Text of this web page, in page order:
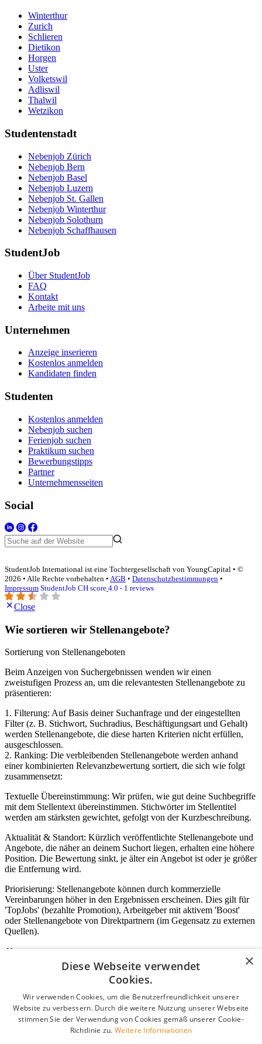
Winterthur
Zurich
Schlieren
Dietikon
Horgen
Uster
Volketswil
Adliswil
Thalwil
Wetzikon
Studentenstadt
Nebenjob Zürich
Nebenjob Bern
Nebenjob Basel
Nebenjob Luzern
Nebenjob St. Gallen
Nebenjob Winterthur
Nebenjob Solothurn
Nebenjob Schaffhausen
StudentJob
Über StudentJob
FAQ
Kontakt
Arbeite mit uns
Unternehmen
Anzeige inserieren
Kostenlos anmelden
Kandidaten finden
Studenten
Kostenlos anmelden
Nebenjob suchen
Ferienjob suchen
Praktikum suchen
Bewerbungstipps
Partner
Unternehmensseiten
Social
StudentJob International ist eine Tochtergesellschaft von YoungCapital • ©
2026 • Alle Rechte vorbehalten • AGB • Datenschutzbestimmungen •
Impressum StudentJob CH score 4.0 - 1 reviews
Close
Wie sortieren wir Stellenangebote?
Sortierung von Stellenangeboten
Beim Anzeigen von Suchergebnissen wenden wir einen
zweistufigen Prozess an, um die relevantesten Stellenangebote zu
präsentieren:
1. Filterung: Auf Basis deiner Suchanfrage und der eingestellten
Filter (z. B. Stichwort, Suchradius, Beschäftigungsart und Gehalt)
werden Stellenangebote, die diese harten Kriterien nicht erfüllen,
ausgeschlossen.
2. Ranking: Die verbleibenden Stellenangebote werden anhand
einer kombinierten Relevanzbewertung sortiert, die sich wie folgt
zusammensetzt:
Textuelle Übereinstimmung: Wir prüfen, wie gut deine Suchbegriffe
mit dem Stellentext übereinstimmen. Stichwörter im Stellentitel
werden am stärksten gewichtet, gefolgt von der Kurzbeschreibung.
Aktualität & Standort: Kürzlich veröffentlichte Stellenangebote und
Angebote, die näher an deinem Suchort liegen, erhalten eine höhere
Position. Die Bewertung sinkt, je älter ein Angebot ist oder je größer
die Entfernung wird.
Priorisierung: Stellenangebote können durch kommerzielle
Vereinbarungen höher in den Ergebnissen erscheinen. Dies gilt für
'TopJobs' (bezahlte Promotion), Arbeitgeber mit aktivem 'Boost'
oder Stellenangebote von Direktpartnern (im Gegensatz zu externen
Quellen).
Login für Unternehmen
E-Mail*
Passwort
×
Diese Webseite verwendet
Cookies.
Wir verwenden Cookies, um die Benutzerfreundlichkeit unserer
Website zu verbessern. Durch die weitere Nutzung unserer Webseite
stimmen Sie der Verwendung von Cookies gemäß unserer Cookie-
Richtlinie zu. Weitere Informationen